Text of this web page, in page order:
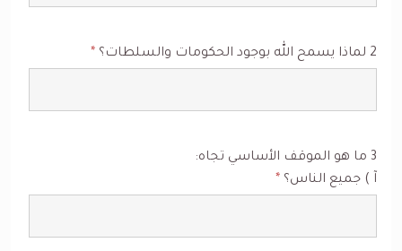
2 لماذا يسمح الله بوجود الحكومات والسلطات؟ *
3 ما هو الموقف الأساسي تجاه:
آ ) جميع الناس؟ *